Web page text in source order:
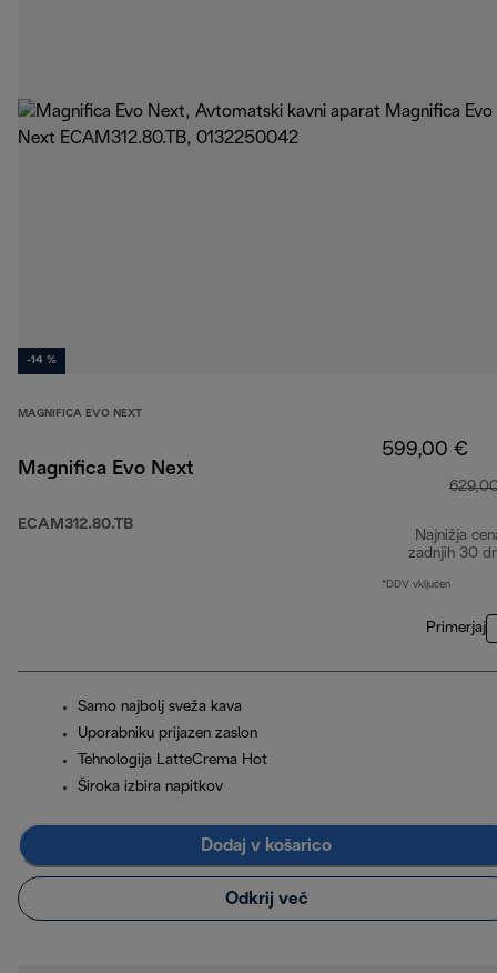
-14 %
MAGNIFICA EVO NEXT
Magnifica Evo Next
ECAM312.80.TB
599,00 €
Najnižja
zadnjih 30
*DDV vključen
Primerjaj
Samo najbolj sveža kava
Uporabniku prijazen zaslon
Tehnologija LatteCrema Hot
Široka izbira napitkov
Dodaj v košarico
Odkrij več